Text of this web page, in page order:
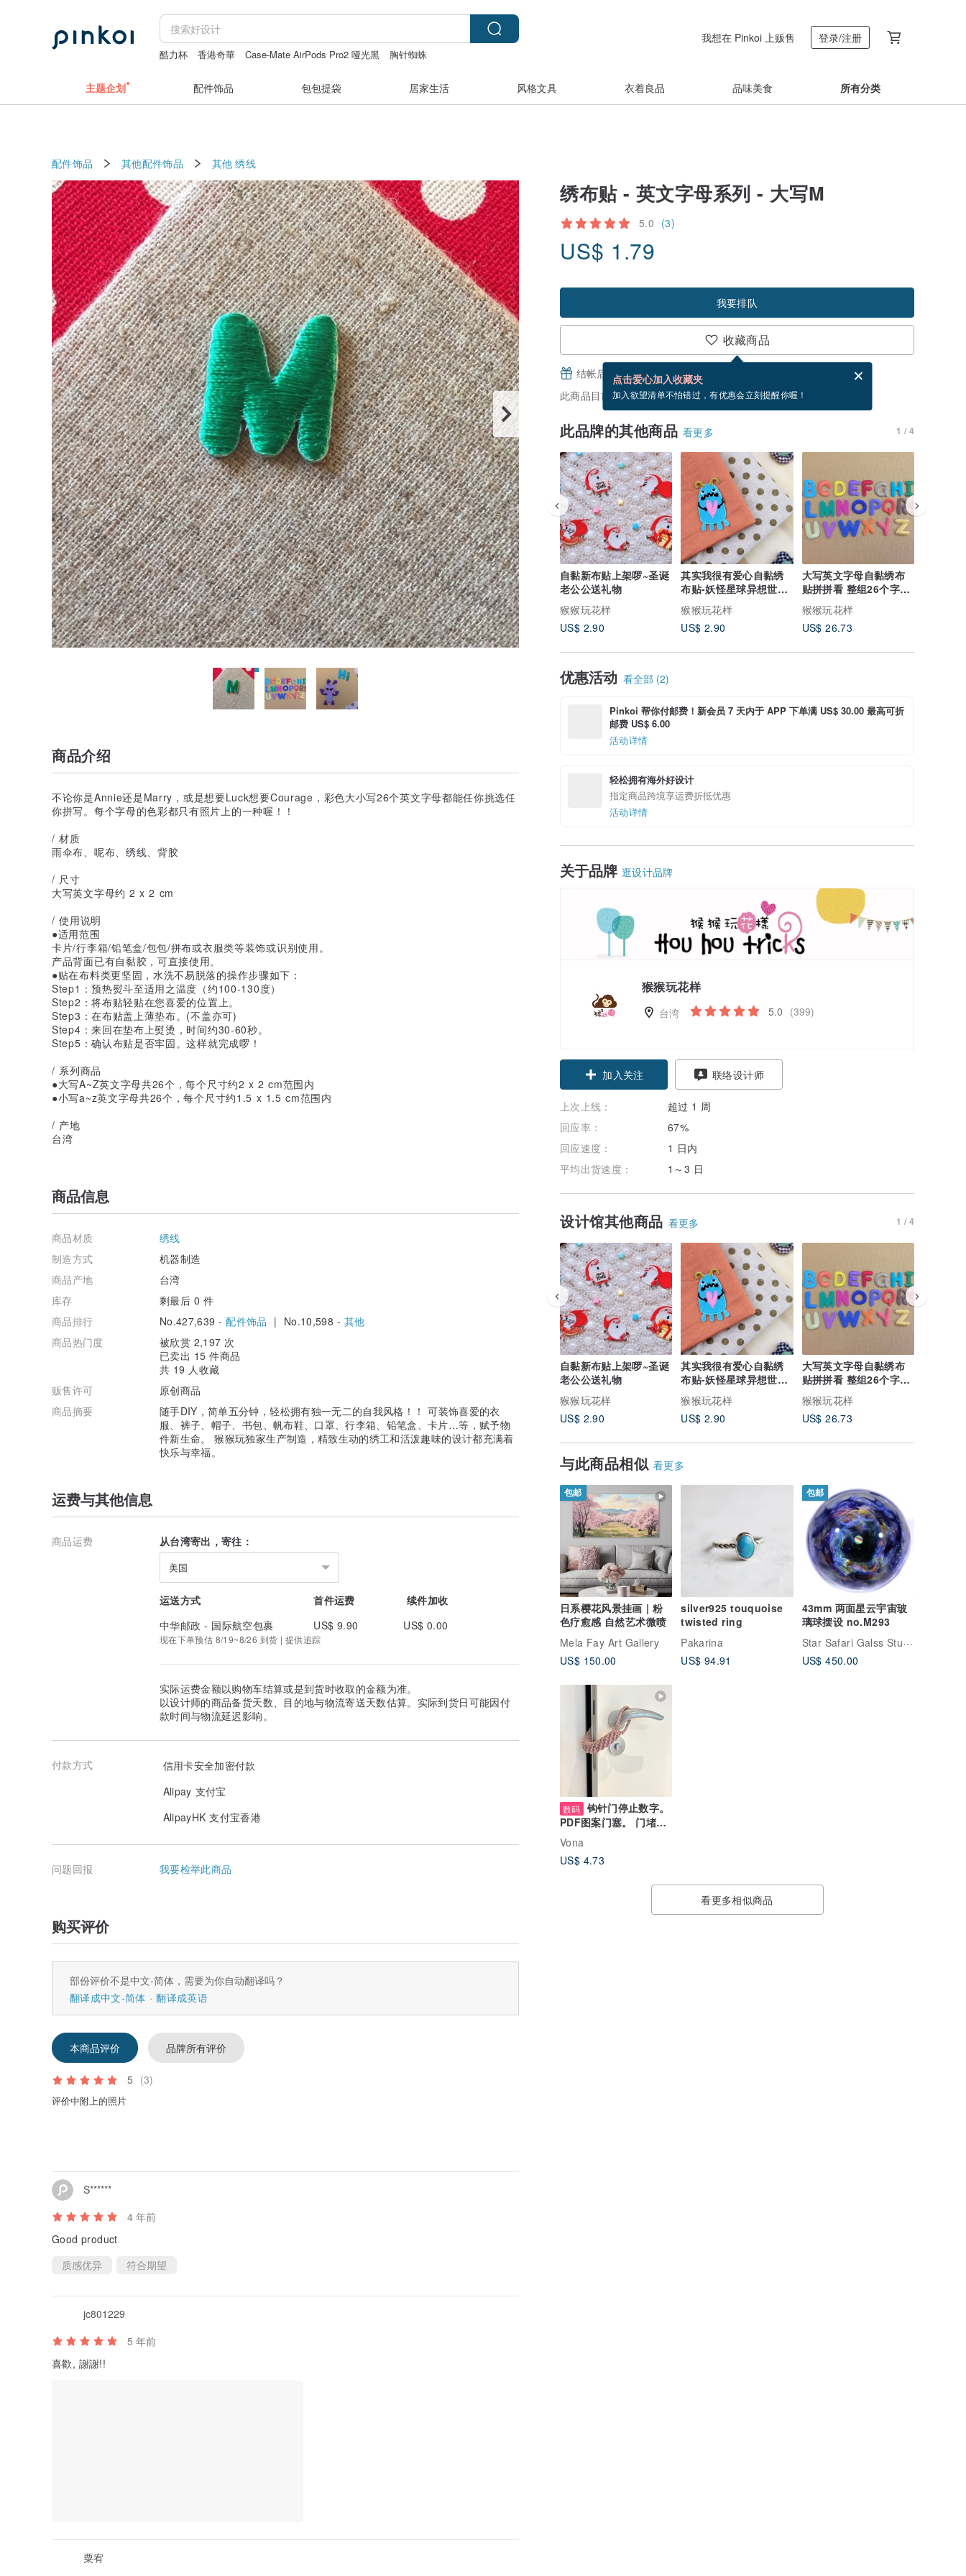
酷力杯 香港奇華 Case-Mate AirPods Pro2 哑光黑
胸针蜘蛛
台灣月餅
我想在 Pinkoi 上贩售 登录/注册
主题企划 配件饰品 包包提袋 居家生活 风格文具 衣着良品 品味美食 所有分类
配件饰品 其他配件饰品 其他 绣线
绣布贴 - 英文字母系列 - 大写M
5.0 (3)
US$ 1.79
我要排队
收藏商品
点击爱心加入收藏夹
加入欲望清单不怕错过，有优惠会立刻提醒你喔！
结帐后填写并分享，免费帮你寄送电子贺卡。
电子贺卡是什么？
此商品目前没现货，你可以按“我要排队”，当有货会主动发信通知你
此品牌的其他商品 看更多 1 / 4
自黏新布贴上架啰~圣诞
老公公送礼物
猴猴玩花样
US$ 2.90
其实我很有爱心自黏绣
布贴-妖怪星球异想世界
猴猴玩花样
US$ 2.90
大写英文字母自黏绣布
贴拼拼看 整组26个字母
一起买有优惠喔!!
猴猴玩花样
US$ 26.73
优惠活动 看全部 (2)
Pinkoi 帮你付邮费！新会员 7 天内于 APP 下单满 US$ 30.00 最高可折
邮费 US$ 6.00
活动详情
轻松拥有海外好设计
指定商品跨境享运费折抵优惠
活动详情
关于品牌 逛设计品牌
猴猴玩花样
台湾 5.0 (399)
加入关注 联络设计师
上次上线：
超过 1 周
回应率：
67%
回应速度：
1 日内
平均出货速度：
1～3 日
设计馆其他商品 看更多 1 / 4
自黏新布贴上架啰~圣诞
老公公送礼物
猴猴玩花样
US$ 2.90
其实我很有爱心自黏绣
布贴-妖怪星球异想世界
系列
猴猴玩花样
US$ 2.90
大写英文字母自黏绣布
贴拼拼看 整组26个字母
一起买有优惠喔!!
猴猴玩花样
US$ 26.73
与此商品相似 看更多
包邮
日系樱花风景挂画 | 粉
色疗愈感 自然艺术微喷
Mela Fay Art Gallery
US$ 150.00
silver925 touquoise
twisted ring
Pakarina
US$ 94.91
包邮
43mm 两面星云宇宙玻
璃球摆设 no.M293
Star Safari Galss Studio
US$ 450.00
数码 钩针门停止数字。
PDF图案门塞。 门堵住
了。
Vona
US$ 4.73
看更多相似商品
商品介绍
不论你是Annie还是Marry，或是想要Luck想要Courage，彩色大小写26个英文字母都能任你挑选任
你拼写。每个字母的色彩都只有照片上的一种喔！！
/ 材质
雨伞布、呢布、绣线、背胶
/ 尺寸
大写英文字母约 2 x 2 cm
/ 使用说明
●适用范围
卡片/行李箱/铅笔盒/包包/拼布或衣服类等装饰或识别使用。
产品背面已有自黏胶，可直接使用。
●贴在布料类更坚固，水洗不易脱落的操作步骤如下：
Step1：预热熨斗至适用之温度（约100-130度）
Step2：将布贴轻贴在您喜爱的位置上。
Step3：在布贴盖上薄垫布。(不盖亦可)
Step4：来回在垫布上熨烫，时间约30-60秒。
Step5：确认布贴是否牢固。这样就完成啰！
/ 系列商品
●大写A~Z英文字母共26个，每个尺寸约2 x 2 cm范围内
●小写a~z英文字母共26个，每个尺寸约1.5 x 1.5 cm范围内
/ 产地
台湾
商品信息
商品材质
绣线
制造方式
机器制造
商品产地
台湾
库存
剩最后 0 件
商品排行
No.427,639 -配件饰品 | No.10,598 - 其他
商品热门度
被欣赏 2,197 次
已卖出 15 件商品
共 19 人收藏
贩售许可
原创商品
商品摘要
随手DIY，简单五分钟，轻松拥有独一无二的自我风格！！ 可装饰喜爱的衣
服、裤子、帽子、书包、帆布鞋、口罩、行李箱、铅笔盒、卡片…等，赋予物
件新生命。 猴猴玩独家生产制造，精致生动的绣工和活泼趣味的设计都充满着
快乐与幸福。
运费与其他信息
商品运费 从台湾寄出，寄往：
美国
运送方式 首件运费
续件加收
中华邮政 - 国际航空包裹
US$ 9.90 US$ 0.00
现在下单预估 8/19~8/26 到货 | 提供追踪
实际运费金额以购物车结算或是到货时收取的金额为准。
以设计师的商品备货天数、目的地与物流寄送天数估算。实际到货日可能因付
款时间与物流延迟影响。
付款方式
信用卡安全加密付款
Alipay 支付宝
AlipayHK 支付宝香港
问题回报 我要检举此商品
购买评价
部份评价不是中文-简体，需要为你自动翻译吗？
翻译成中文-简体
翻译成英语
本商品评价 品牌所有评价
5 (3)
评价中附上的照片
S******
4 年前
Good product
质感优异
符合期望
jc801229
5 年前
喜歡, 謝謝!!
粟宥